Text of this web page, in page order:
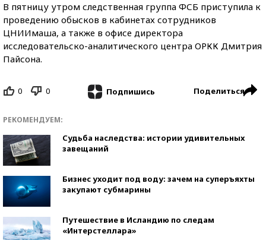
В пятницу утром следственная группа ФСБ приступила к
проведению обысков в кабинетах сотрудников
ЦНИИмаша, а также в офисе директора
исследовательско-аналитического центра ОРКК Дмитрия
Пайсона.
0 0 Подпишись Поделиться
РЕКОМЕНДУЕМ:
Судьба наследства: истории удивительных
завещаний
Бизнес уходит под воду: зачем на суперъяхты
закупают субмарины
Путешествие в Исландию по следам
«Интерстеллара»